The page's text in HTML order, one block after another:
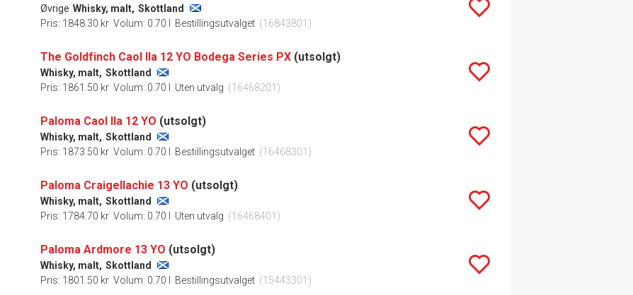
Øvrige Whisky, malt, Skottland
Pris: 1848.30 kr Volum: 0.70 l Bestillingsutvalget (16843801)
The Goldfinch Caol Ila 12 YO Bodega Series PX (utsolgt)
Whisky, malt, Skottland
Pris: 1861.50 kr Volum: 0.70 l Uten utvalg (16468201)
Paloma Caol Ila 12 YO (utsolgt)
Whisky, malt, Skottland
Pris: 1873.50 kr Volum: 0.70 l Bestillingsutvalget (16468301)
Paloma Craigellachie 13 YO (utsolgt)
Whisky, malt, Skottland
Pris: 1784.70 kr Volum: 0.70 l Uten utvalg (16468401)
Paloma Ardmore 13 YO (utsolgt)
Whisky, malt, Skottland
Pris: 1801.50 kr Volum: 0.70 l Bestillingsutvalget (15443301)